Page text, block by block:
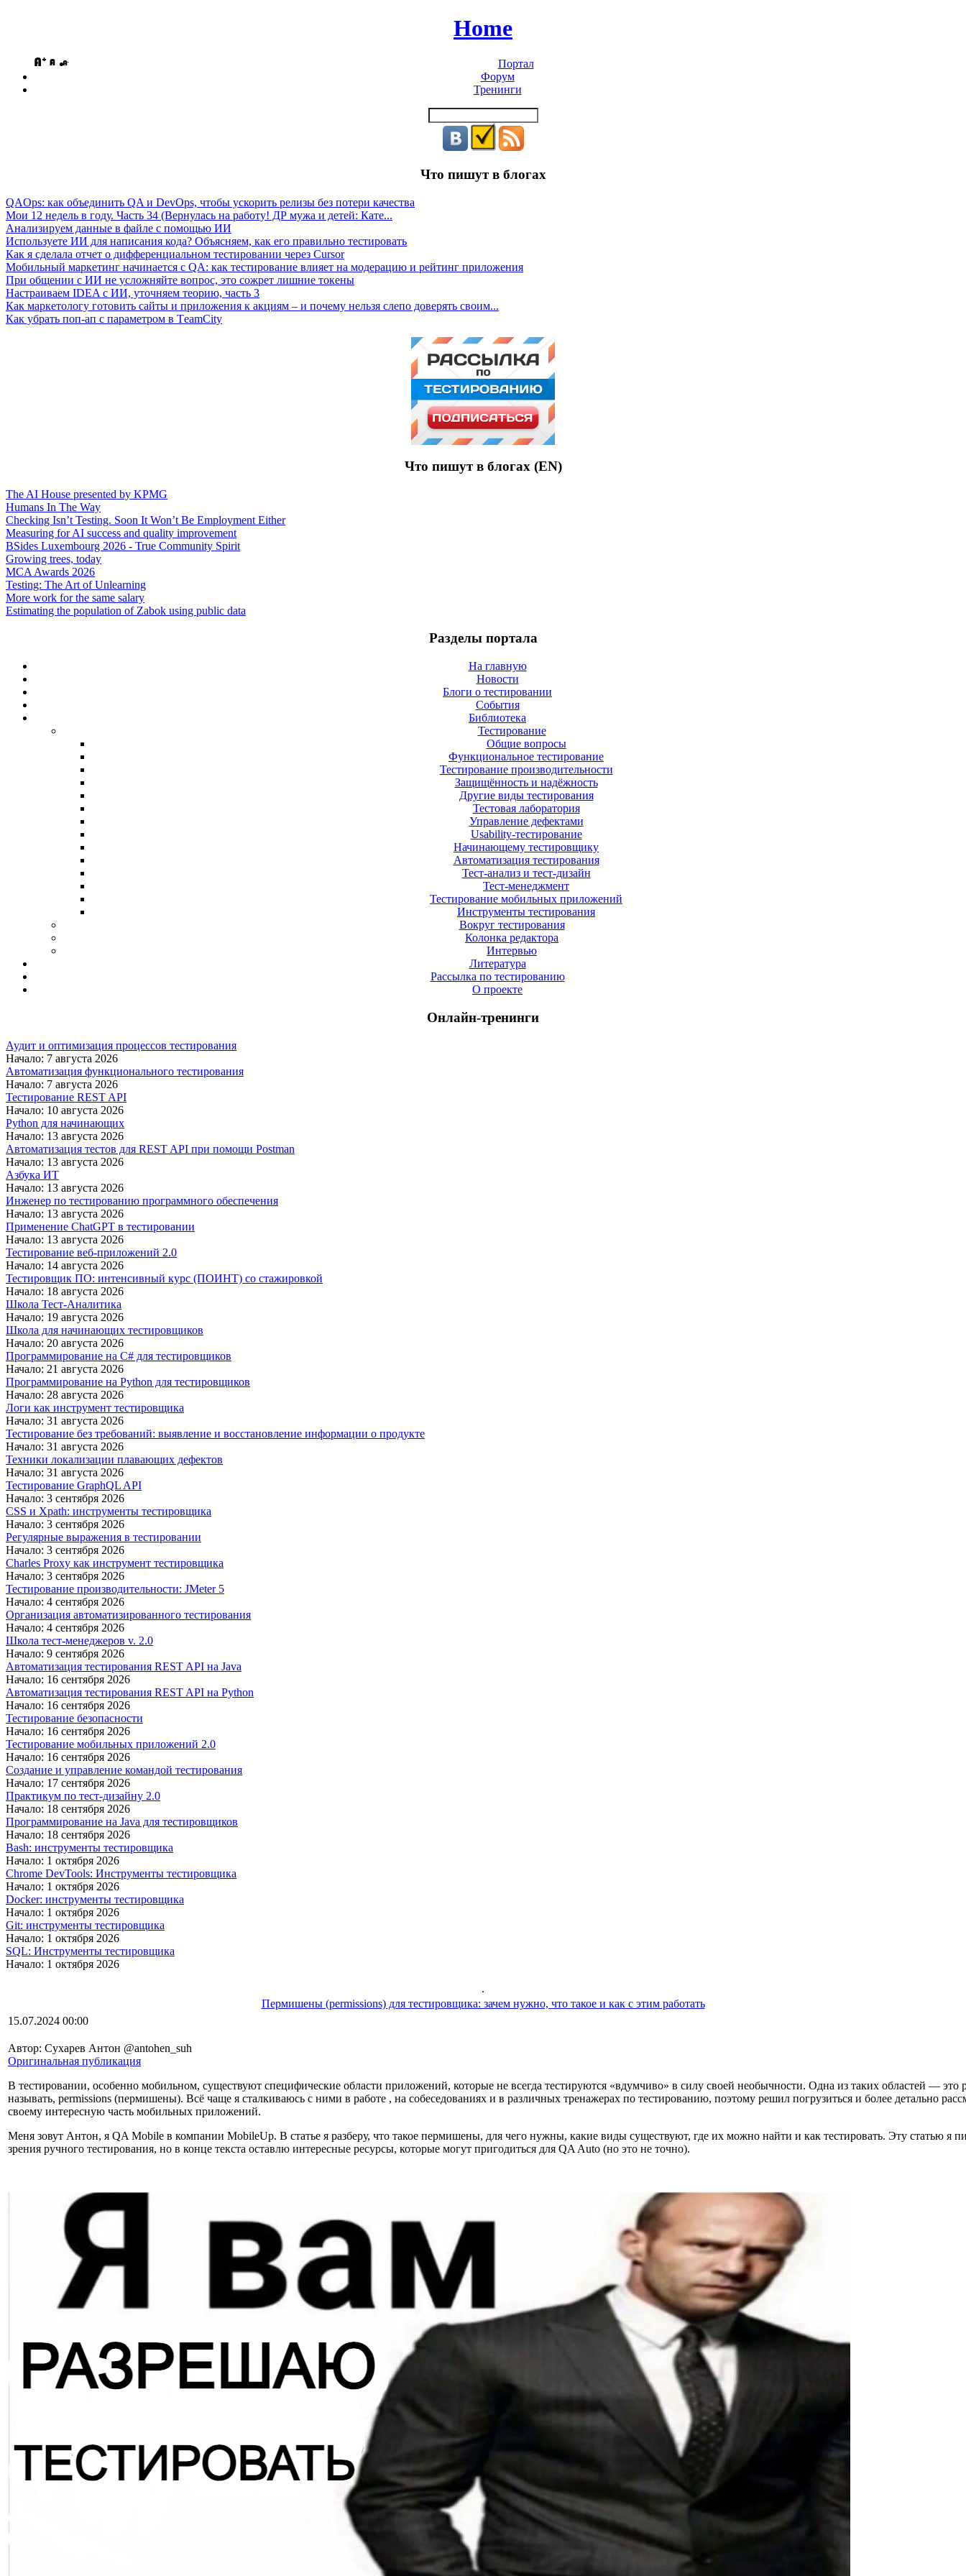
Home
Портал
Форум
Тренинги
Что пишут в блогах
QAOps: как объединить QA и DevOps, чтобы ускорить релизы без потери качества
Мои 12 недель в году. Часть 34 (Вернулась на работу! ДР мужа и детей: Кате...
Анализируем данные в файле с помощью ИИ
Используете ИИ для написания кода? Объясняем, как его правильно тестировать
Как я сделала отчет о дифференциальном тестировании через Cursor
Мобильный маркетинг начинается с QA: как тестирование влияет на модерацию и рейтинг приложения
При общении с ИИ не усложняйте вопрос, это сожрет лишние токены
Настраиваем IDEA с ИИ, уточняем теорию, часть 3
Как маркетологу готовить сайты и приложения к акциям – и почему нельзя слепо доверять своим...
Как убрать поп-ап с параметром в ТeamСity
Что пишут в блогах (EN)
The AI House presented by KPMG
Humans In The Way
Checking Isn’t Testing. Soon It Won’t Be Employment Either
Measuring for AI success and quality improvement
BSides Luxembourg 2026 - True Community Spirit
Growing trees, today
MCA Awards 2026
Testing: The Art of Unlearning
More work for the same salary
Estimating the population of Zabok using public data
Разделы портала
На главную
Новости
Блоги о тестировании
События
Библиотека
Тестирование
Общие вопросы
Функциональное тестирование
Тестирование производительности
Защищённость и надёжность
Другие виды тестирования
Тестовая лаборатория
Управление дефектами
Usability-тестирование
Начинающему тестировщику
Автоматизация тестирования
Тест-анализ и тест-дизайн
Тест-менеджмент
Тестирование мобильных приложений
Инструменты тестирования
Вокруг тестирования
Колонка редактора
Интервью
Литература
Рассылка по тестированию
О проекте
Онлайн-тренинги
Аудит и оптимизация процессов тестирования
Начало: 7 августа 2026
Автоматизация функционального тестирования
Начало: 7 августа 2026
Тестирование REST API
Начало: 10 августа 2026
Python для начинающих
Начало: 13 августа 2026
Автоматизация тестов для REST API при помощи Postman
Начало: 13 августа 2026
Азбука ИТ
Начало: 13 августа 2026
Инженер по тестированию программного обеспечения
Начало: 13 августа 2026
Применение ChatGPT в тестировании
Начало: 13 августа 2026
Тестирование веб-приложений 2.0
Начало: 14 августа 2026
Тестировщик ПО: интенсивный курс (ПОИНТ) со стажировкой
Начало: 18 августа 2026
Школа Тест-Аналитика
Начало: 19 августа 2026
Школа для начинающих тестировщиков
Начало: 20 августа 2026
Программирование на C# для тестировщиков
Начало: 21 августа 2026
Программирование на Python для тестировщиков
Начало: 28 августа 2026
Логи как инструмент тестировщика
Начало: 31 августа 2026
Тестирование без требований: выявление и восстановление информации о продукте
Начало: 31 августа 2026
Техники локализации плавающих дефектов
Начало: 31 августа 2026
Тестирование GraphQL API
Начало: 3 сентября 2026
CSS и Xpath: инструменты тестировщика
Начало: 3 сентября 2026
Регулярные выражения в тестировании
Начало: 3 сентября 2026
Charles Proxy как инструмент тестировщика
Начало: 3 сентября 2026
Тестирование производительности: JMeter 5
Начало: 4 сентября 2026
Организация автоматизированного тестирования
Начало: 4 сентября 2026
Школа тест-менеджеров v. 2.0
Начало: 9 сентября 2026
Автоматизация тестирования REST API на Java
Начало: 16 сентября 2026
Автоматизация тестирования REST API на Python
Начало: 16 сентября 2026
Тестирование безопасности
Начало: 16 сентября 2026
Тестирование мобильных приложений 2.0
Начало: 16 сентября 2026
Создание и управление командой тестирования
Начало: 17 сентября 2026
Практикум по тест-дизайну 2.0
Начало: 18 сентября 2026
Программирование на Java для тестировщиков
Начало: 18 сентября 2026
Bash: инструменты тестировщика
Начало: 1 октября 2026
Chrome DevTools: Инструменты тестировщика
Начало: 1 октября 2026
Docker: инструменты тестировщика
Начало: 1 октября 2026
Git: инструменты тестировщика
Начало: 1 октября 2026
SQL: Инструменты тестировщика
Начало: 1 октября 2026
.
Пермишены (permissions) для тестировщика: зачем нужно, что такое и как с этим работать
15.07.2024 00:00
Автор: Сухарев Антон @antohen_suh
Оригинальная публикация
В тестировании, особенно мобильном, существуют специфические области приложений, которые не всегда тестируются «вдумчиво» в силу своей необычности. Одна из таких областей — это
называть, permissions (пермишены). Всё чаще я сталкиваюсь с ними в работе , на собеседованиях и в различных тренажерах по тестированию, поэтому решил погрузиться и более детально
своему интересную часть мобильных приложений.
Меня зовут Антон, я QA Mobile в компании MobileUp. В статье я разберу, что такое пермишены, для чего нужны, какие виды существуют, где их можно найти и как тестировать. Эту статью я
зрения ручного тестирования, но в конце текста оставлю интересные ресурсы, которые могут пригодиться для QA Auto (но это не точно).